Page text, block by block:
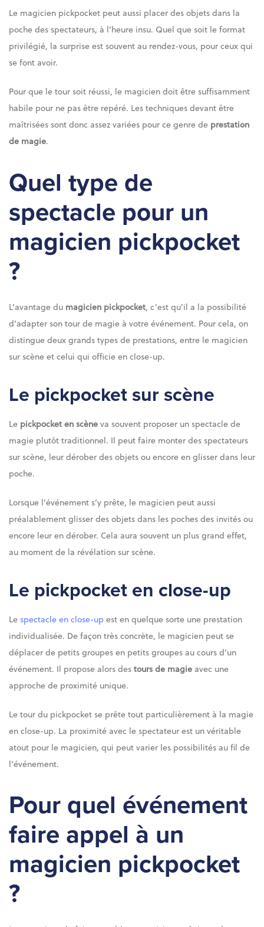
Le magicien pickpocket peut aussi placer des objets dans la
poche des spectateurs, à l’heure insu. Quel que soit le format
privilégié, la surprise est souvent au rendez-vous, pour ceux qui
se font avoir.
Pour que le tour soit réussi, le magicien doit être suffisamment
habile pour ne pas être repéré. Les techniques devant être
maîtrisées sont donc assez variées pour ce genre de prestation
de magie.
Quel type de
spectacle pour un
magicien pickpocket
?
L’avantage du magicien pickpocket, c’est qu’il a la possibilité
d’adapter son tour de magie à votre événement. Pour cela, on
distingue deux grands types de prestations, entre le magicien
sur scène et celui qui officie en close-up.
Le pickpocket sur scène
Le pickpocket en scèneva souvent proposer un spectacle de
magie plutôt traditionnel. Il peut faire monter des spectateurs
sur scène, leur dérober des objets ou encore en glisser dans leur
poche.
Lorsque l’événement s’y prête, le magicien peut aussi
préalablement glisser des objets dans les poches des invités ou
encore leur en dérober. Cela aura souvent un plus grand effet,
au moment de la révélation sur scène.
Le pickpocket en close-up
Le spectacle en close-up est en quelque sorte une prestation
individualisée. De façon très concrète, le magicien peut se
déplacer de petits groupes en petits groupes au cours d’un
événement. Il propose alors destours de magie avec une
approche de proximité unique.
Le tour du pickpocket se prête tout particulièrement à la magie
en close-up. La proximité avec le spectateur est un véritable
atout pour le magicien, qui peut varier les possibilités au fil de
l’événement.
Pour quel événement
faire appel à un
magicien pickpocket
?